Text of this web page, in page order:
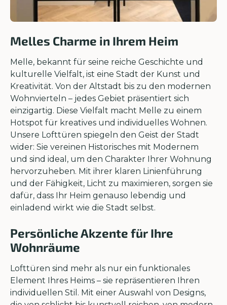
Melles Charme in Ihrem Heim
Melle, bekannt für seine reiche Geschichte und
kulturelle Vielfalt, ist eine Stadt der Kunst und
Kreativität. Von der Altstadt bis zu den modernen
Wohnvierteln – jedes Gebiet präsentiert sich
einzigartig. Diese Vielfalt macht Melle zu einem
Hotspot für kreatives und individuelles Wohnen.
Unsere Lofttüren spiegeln den Geist der Stadt
wider: Sie vereinen Historisches mit Modernem
und sind ideal, um den Charakter Ihrer Wohnung
hervorzuheben. Mit ihrer klaren Linienführung
und der Fähigkeit, Licht zu maximieren, sorgen sie
dafür, dass Ihr Heim genauso lebendig und
einladend wirkt wie die Stadt selbst.
Persönliche Akzente für Ihre
Wohnräume
Lofttüren sind mehr als nur ein funktionales
Element Ihres Heims – sie repräsentieren Ihren
individuellen Stil. Mit einer Auswahl von Designs,